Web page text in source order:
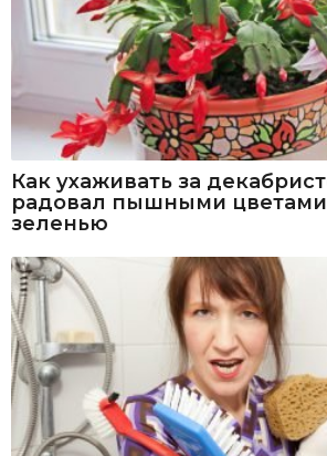
Как ухаживать за
радовал пышными цветами
зеленью